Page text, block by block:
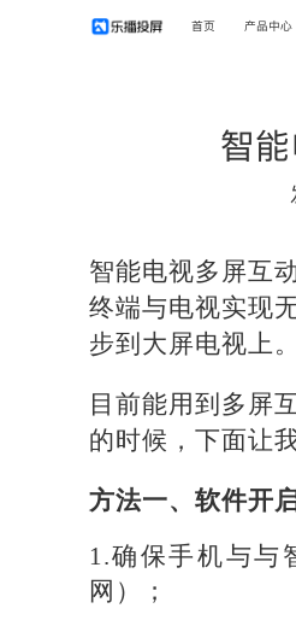
首页 产品中心
智
智能电视多屏互
终端与电视实现
步到大屏电视上。
目前能用到多屏
的时候，下面让
方法一、软件开
1.确保手机与与
网）；